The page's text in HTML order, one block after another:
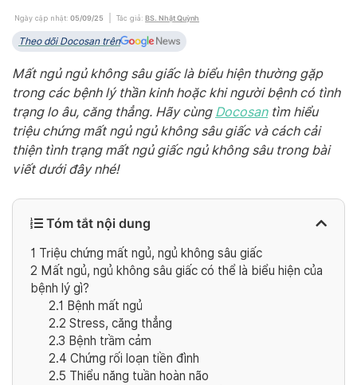
Ngày cập nhật: 05/09/25 Tác giả: BS. Nhật Quỳnh
Theo dõi Docosan trên
Mất ngủ ngủ không sâu giấc là biểu hiện thường gặp
trong các bệnh lý thần kinh hoặc khi người bệnh có tình
trạng lo âu, căng thẳng. Hãy cùng Docosantìm hiểu
triệu chứng mất ngủ ngủ không sâu giấc và cách cải
thiện tình trạng mất ngủ giấc ngủ không sâu trong bài
viết dưới đây nhé!
Tóm tắt nội dung
1 Triệu chứng mất ngủ, ngủ không sâu giấc
2 Mất ngủ, ngủ không sâu giấc có thể là biểu hiện của
bệnh lý gì?
2.1 Bệnh mất ngủ
2.2 Stress, căng thẳng
2.3 Bệnh trầm cảm
2.4 Chứng rối loạn tiền đình
2.5 Thiểu năng tuần hoàn não